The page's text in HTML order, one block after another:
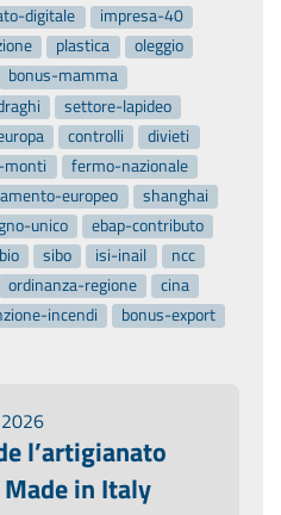
digitale
impresa-40
plastica
oleggio
bonus-mamma
settore-lapideo
controlli
divieti
monti
fermo-nazionale
europeo
shanghai
unico
ebap-contributo
sibo isi-inail
ncc
ordinanza-regione
cina
incendi
bonus-export
2026
l’artigianato
in Italy